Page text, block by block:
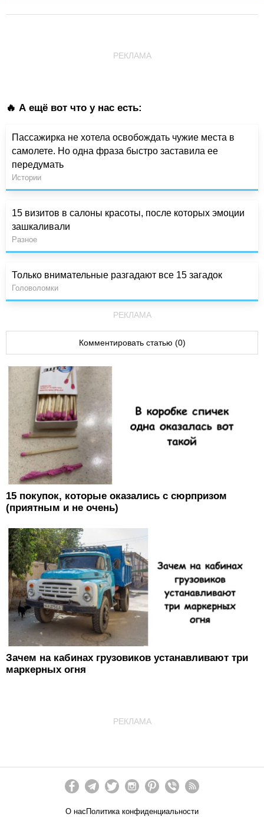
РЕКЛАМА
🔥 А ещё вот что у нас есть:
Пассажирка не хотела освобождать чужие места в
самолете. Но одна фраза быстро заставила ее
передумать
Истории
15 визитов в салоны красоты, после которых эмоции
зашкаливали
Разное
Только внимательные разгадают все 15 загадок
Головоломки
РЕКЛАМА
Комментировать статью (0)
15 покупок, которые оказались с сюрпризом
(приятным и не очень)
Зачем на кабинах грузовиков устанавливают три
маркерных огня
РЕКЛАМА
О нас Политика конфиденциальности